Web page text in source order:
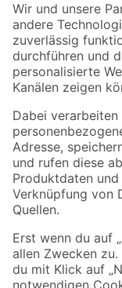
Der toom Newsletter:
Zur Newsletter
Folge uns
Zahlungsarten
Sicher einkaufen
Jetzt die toom-App